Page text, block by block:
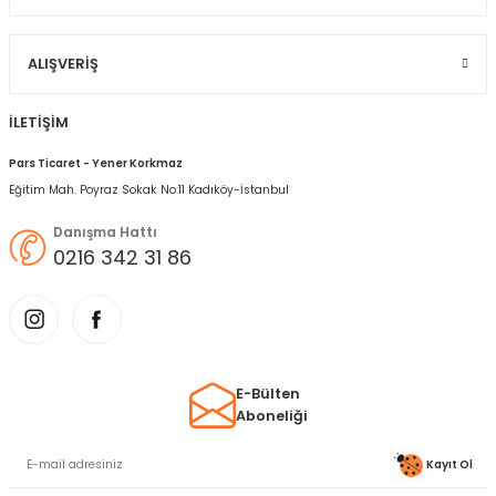
ALIŞVERIŞ
İLETİŞİM
Pars Ticaret - Yener Korkmaz
Eğitim Mah. Poyraz Sokak No:11 Kadıköy-İstanbul
Danışma Hattı
0216 342 31 86
E-Bülten
Aboneliği
Kayıt Ol